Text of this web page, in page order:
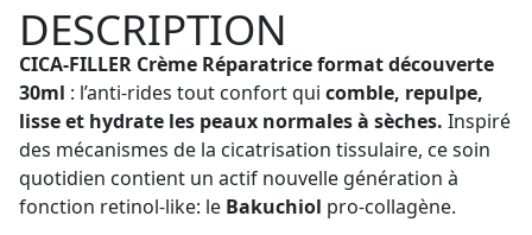
DESCRIPTION
CICA-FILLER Crème Réparatrice format découverte
30ml : l’anti-rides tout confort qui comble, repulpe,
lisse et hydrate les peaux normales à sèches. Inspiré
des mécanismes de la cicatrisation tissulaire, ce soin
quotidien contient un actif nouvelle génération à
fonction retinol-like: le Bakuchiol pro-collagène.